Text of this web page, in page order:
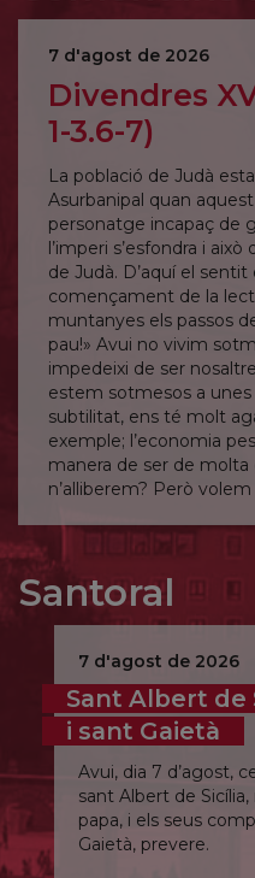
7 d'agost de 2026
Divendres
1-3.6-7)
La població de Judà
Asurbanipal quan
personatge incapaç de
l’imperi s’esfondra i
de Judà. D’aquí el
començament de la
muntanyes els passos
pau!» Avui no vivim
impedeixi de ser
estem sotmesos a
subtilitat, ens té molt
exemple; l’economia
manera de ser de molta
n’alliberem? Però
Senyor, allibera’m fins i
conscient.
Santoral
7 d'agost de 2026
Sant Albert de
i sant Gaietà
Avui, dia 7 d’agost,
sant Albert de
papa, i els seus
Gaietà, prevere.